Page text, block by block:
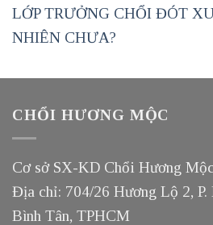
LỚP TRƯỞNG CHỔI ĐÓT
NHIÊN CHƯA?
CHỔI HƯƠNG MỘC
Cơ sở SX-KD Chổi Hương Mộc
Địa chỉ: 704/26 Hương Lộ 2,
Bình Tân, TPHCM